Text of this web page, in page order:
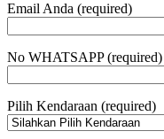
Email Anda (required)
No WHATSAPP (required)
Pilih Kendaraan (required)